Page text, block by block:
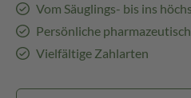
Vom Säuglings- bis ins
Persönliche
Vielfältige Zahlarten